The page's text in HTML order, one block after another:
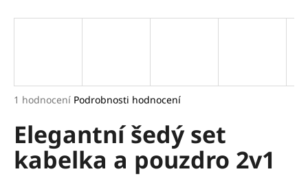
Průměrné
produktu
je
5,0
1 hodnocení Podrobnosti hodnocení
Elegantní šedý set
kabelka a pouzdro 2v1
o
p
r
u
č